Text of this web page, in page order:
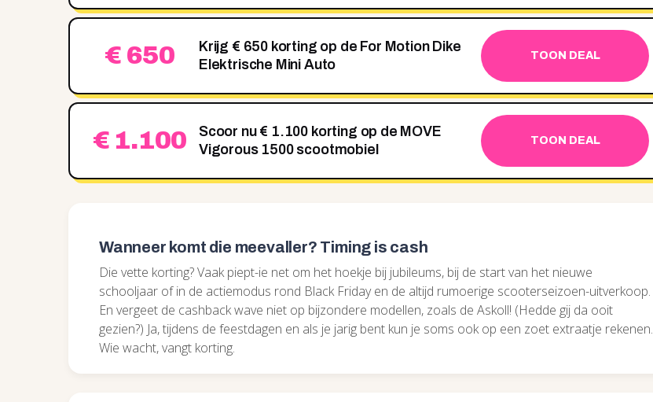
€ 650
Krijg € 650 korting op de For Motion Dike
Elektrische Mini Auto
TOON DEAL
€ 1.100
Scoor nu € 1.100 korting op de MOVE
Vigorous 1500 scootmobiel
TOON DEAL
Wanneer komt die meevaller? Timing is cash
Die vette korting? Vaak piept-ie net om het hoekje bij jubileums, bij de start van het nieuwe
schooljaar of in de actiemodus rond Black Friday en de altijd rumoerige scooterseizoen-uitverkoop.
En vergeet de cashback wave niet op bijzondere modellen, zoals de Askoll! (Hedde gij da ooit
gezien?) Ja, tijdens de feestdagen en als je jarig bent kun je soms ook op een zoet extraatje rekenen.
Wie wacht, vangt korting.